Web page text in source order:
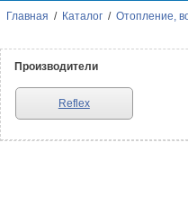
Главная / Каталог / Отопление,
Производители
Reflex